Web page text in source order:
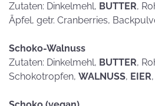
Zutaten: Dinkelmehl, BUTTER,
Äpfel, getr. Cranberries,
Schoko-Walnuss
Zutaten: Dinkelmehl, BUTTER,
Schokotropfen, WALNUSS, EIER